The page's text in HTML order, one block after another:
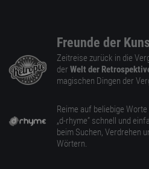
Freunde der
Zeitreise zurück in die
der Welt der
magischen Dingen der
Reime auf beliebige
„d-rhyme” schnell und
beim Suchen, Verdrehen
Wörtern.